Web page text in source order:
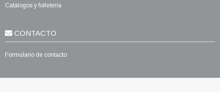
Catálogos y folletería
CONTACTO
Formulario de contacto